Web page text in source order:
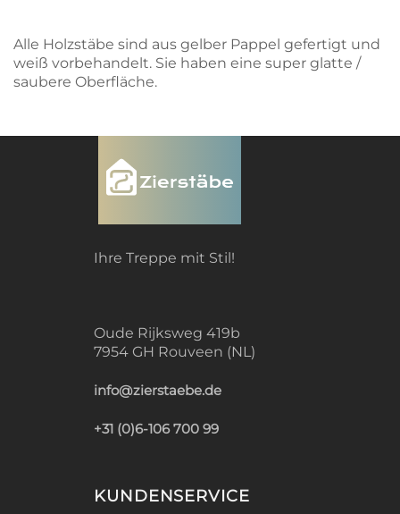
Alle Holzstäbe sind aus gelber Pappel gefertigt und
weiß vorbehandelt. Sie haben eine super glatte /
saubere Oberfläche.
Ihre Treppe mit Stil!
Oude Rijksweg 419b
7954 GH Rouveen (NL)
info@zierstaebe.de
+31 (0)6-106 700 99
KUNDENSERVICE